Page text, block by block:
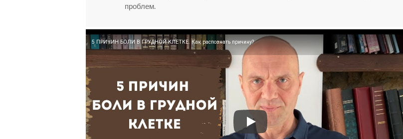
проблем.
5 ПРИЧИН БОЛИ В ГРУДНОЙ КЛЕТКЕ. Как распознать причину?